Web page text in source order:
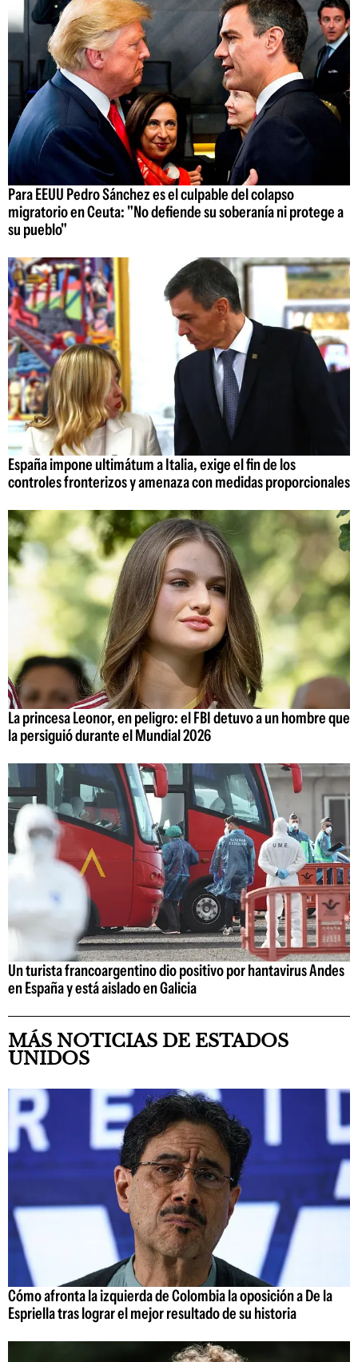
Para EEUU Pedro Sánchez es el culpable del colapso
migratorio en Ceuta: "No defiende su soberanía ni protege a
su pueblo"
España impone ultimátum a Italia, exige el fin de los
controles fronterizos y amenaza con medidas proporcionales
La princesa Leonor, en peligro: el FBI detuvo a un hombre que
la persiguió durante el Mundial 2026
Un turista francoargentino dio positivo por hantavirus Andes
en España y está aislado en Galicia
MÁS NOTICIAS DE ESTADOS
UNIDOS
Cómo afronta la izquierda de Colombia la oposición a De la
Espriella tras lograr el mejor resultado de su historia